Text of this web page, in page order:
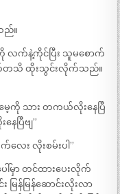
ည်။
လက်နဲ့ကိုင်ပြီး သူမစောက်
တသိ ထိုးသွင်းလိုက်သည်။
ေ့ကို သား တကယ်လိုးနေပြီ
ပြီဗျ”
ေး လိုးစမ်းပါ”
မှာ တင်ထားပေးလိုက်
ြန်မြန်ဆောင်းလိုးလာ